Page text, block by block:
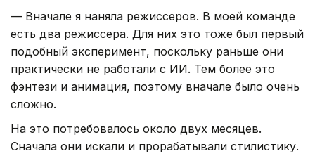
— Вначале я наняла режиссеров. В моей команде
есть два режиссера. Для них это тоже был первый
подобный эксперимент, поскольку раньше они
практически не работали с ИИ. Тем более это
фэнтези и анимация, поэтому вначале было очень
сложно.
На это потребовалось около двух месяцев.
Сначала они искали и прорабатывали стилистику.